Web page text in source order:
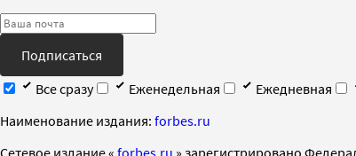
Подписаться
Все сразу
Еженедельная Ежедневная
Наименование издания: forbes.ru
Cетевое издание « forbes.ru » зарегистрировано